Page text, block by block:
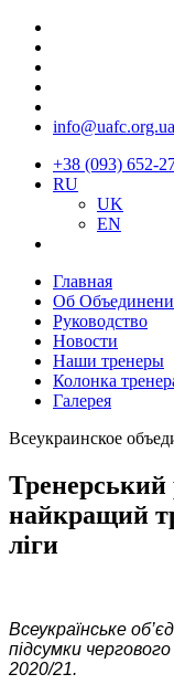
info@uafc.org.ua
+38 (093) 652-
RU
UK
EN
Главная
Об
Руководство
Новости
Наши тренеры
Колонка
Галерея
Всеукраинское
найкращий
ліги
Всеукраїнське
підсумки
2020/21.